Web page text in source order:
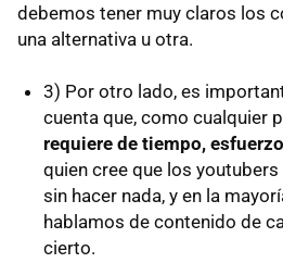
debemos tener muy claros los
una alternativa u otra.
3) Por otro lado, es
cuenta que, como cualquier
requiere de tiempo,
quien cree que los
sin hacer nada, y en la
hablamos de contenido de
cierto.